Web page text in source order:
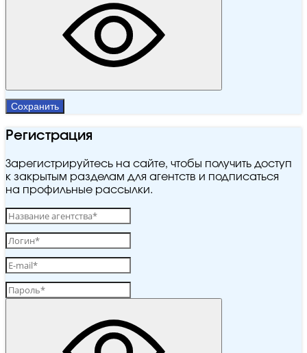
Сохранить
Регистрация
Зарегистрируйтесь на сайте, чтобы получить доступ
к закрытым разделам для агентств и подписаться
на профильные рассылки.